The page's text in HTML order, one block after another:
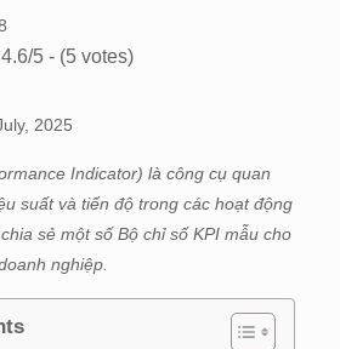
4.6/5 - (5 votes)
2025
Indicator) là công cụ quan
suất và tiến độ trong các hoạt động
sẻ một số Bộ chỉ số KPI mẫu cho
nghiệp.